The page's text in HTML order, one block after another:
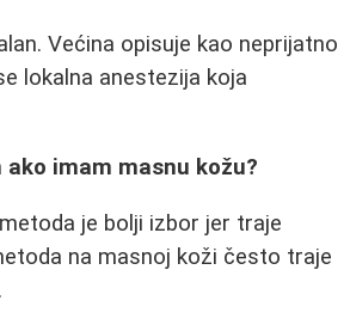
Većina opisuje kao neprijatno
lokalna anestezija koja
imam masnu kožu?
je bolji izbor jer traje
na masnoj koži često traje